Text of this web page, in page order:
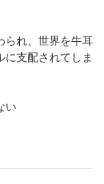
られ、世界を牛耳
支配されてしま
い